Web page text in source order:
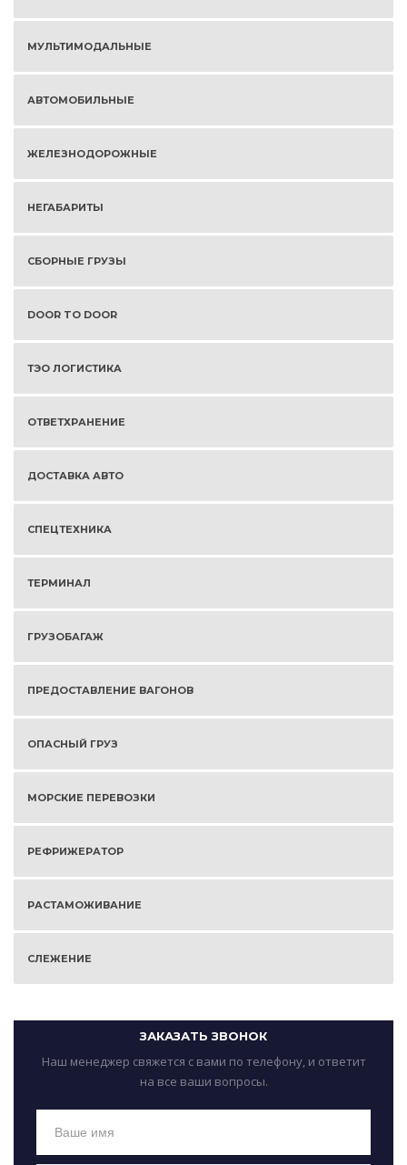
МУЛЬТИМОДАЛЬНЫЕ
АВТОМОБИЛЬНЫЕ
ЖЕЛЕЗНОДОРОЖНЫЕ
НЕГАБАРИТЫ
СБОРНЫЕ ГРУЗЫ
DOOR TO DOOR
ТЭО ЛОГИСТИКА
ОТВЕТХРАНЕНИЕ
ДОСТАВКА АВТО
СПЕЦТЕХНИКА
ТЕРМИНАЛ
ГРУЗОБАГАЖ
ПРЕДОСТАВЛЕНИЕ ВАГОНОВ
ОПАСНЫЙ ГРУЗ
МОРСКИЕ ПЕРЕВОЗКИ
РЕФРИЖЕРАТОР
РАСТАМОЖИВАНИЕ
СЛЕЖЕНИЕ
ЗАКАЗАТЬ ЗВОНОК
Наш менеджер свяжется с вами по телефону, и ответит
на все ваши вопросы.